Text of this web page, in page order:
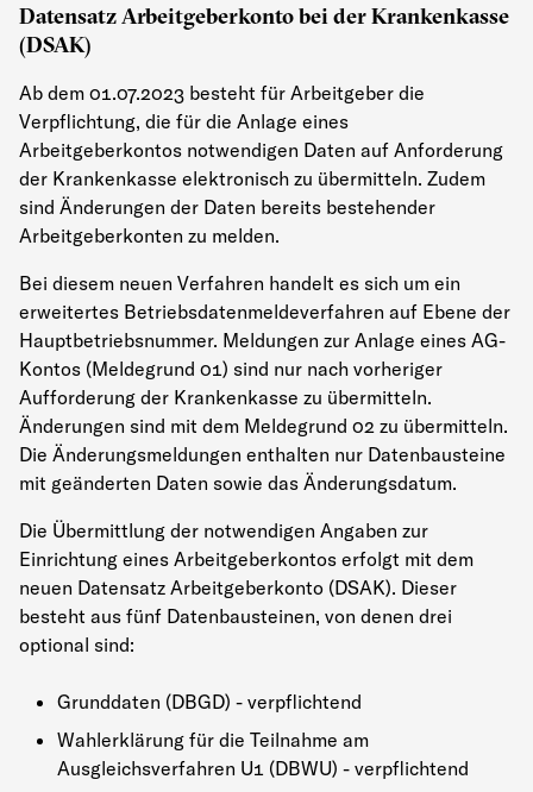
Datensatz Arbeitgeberkonto bei der Krankenkasse
(DSAK)
Ab dem 01.07.2023 besteht für Arbeitgeber die
Verpflichtung, die für die Anlage eines
Arbeitgeberkontos notwendigen Daten auf Anforderung
der Krankenkasse elektronisch zu übermitteln. Zudem
sind Änderungen der Daten bereits bestehender
Arbeitgeberkonten zu melden.
Bei diesem neuen Verfahren handelt es sich um ein
erweitertes Betriebsdatenmeldeverfahren auf Ebene der
Hauptbetriebsnummer. Meldungen zur Anlage eines AG-
Kontos (Meldegrund 01) sind nur nach vorheriger
Aufforderung der Krankenkasse zu übermitteln.
Änderungen sind mit dem Meldegrund 02 zu übermitteln.
Die Änderungsmeldungen enthalten nur Datenbausteine
mit geänderten Daten sowie das Änderungsdatum.
Die Übermittlung der notwendigen Angaben zur
Einrichtung eines Arbeitgeberkontos erfolgt mit dem
neuen Datensatz Arbeitgeberkonto (DSAK). Dieser
besteht aus fünf Datenbausteinen, von denen drei
optional sind:
Grunddaten (DBGD) - verpflichtend
Wahlerklärung für die Teilnahme am
Ausgleichsverfahren U1 (DBWU) - verpflichtend